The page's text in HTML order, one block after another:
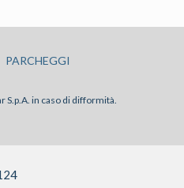
PARCHEGGI
S.p.A. in caso di difformità.